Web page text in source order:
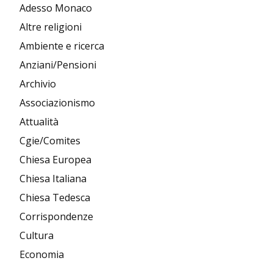
Adesso Monaco
Altre religioni
Ambiente e ricerca
Anziani/Pensioni
Archivio
Associazionismo
Attualità
Cgie/Comites
Chiesa Europea
Chiesa Italiana
Chiesa Tedesca
Corrispondenze
Cultura
Economia